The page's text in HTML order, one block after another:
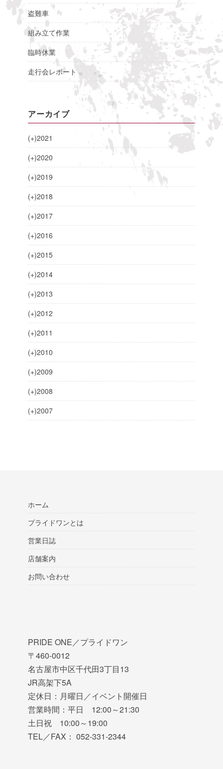
盗難車
組み立て作業
臨時休業
走行会レポート
アーカイブ
(+)2021
(+)2020
(+)2019
(+)2018
(+)2017
(+)2016
(+)2015
(+)2014
(+)2013
(+)2012
(+)2011
(+)2010
(+)2009
(+)2008
(+)2007
ホーム
プライドワンとは
営業日誌
店舗案内
お問い合わせ
PRIDE ONE／プライドワン
〒460-0012
名古屋市中区千代田3丁目13
JR高架下5A
定休日：月曜日／イベント開催日
営業時間：平日 12:00～21:30
土日祝 10:00～19:00
TEL／FAX： 052-331-2344